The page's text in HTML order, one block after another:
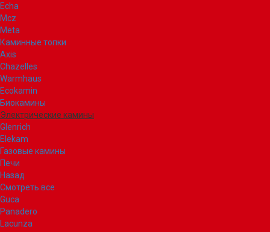
Echa
Mcz
Meta
Каминные топки
Axis
Chazelles
Warmhaus
Ecokamin
Биокамины
Электрические камины
Glenrich
Elekam
Газовые камины
Печи
Назад
Смотреть все
Guca
Panadero
Lacunza